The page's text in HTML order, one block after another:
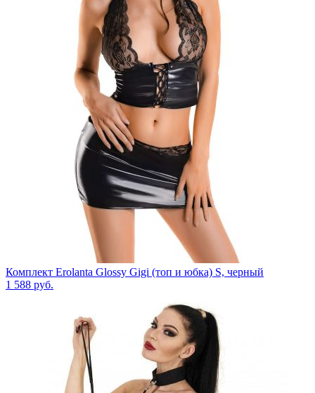
Комплект Erolanta Glossy Gigi (топ и юбка) S, черный
1 588 руб.